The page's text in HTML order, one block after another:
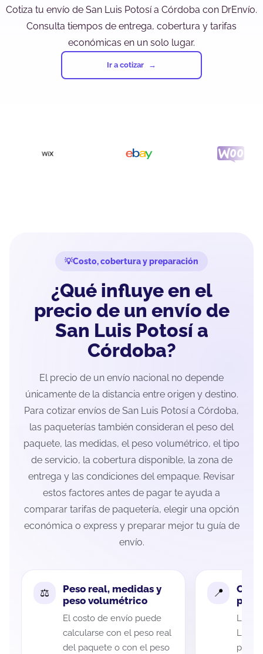
Cotiza tu envío de San Luis Potosí a Córdoba con DrEnvío.
Consulta tiempos de entrega, cobertura y tarifas
económicas en un solo lugar.
Ir a cotizar
Costo, cobertura y preparación
¿Qué influye en el
precio de un envío de
San Luis Potosí a
Córdoba?
El precio de un envío nacional no depende
únicamente de la distancia entre origen y destino.
Para cotizar envíos de San Luis Potosí a Córdoba,
las paqueterías también consideran el peso del
paquete, las medidas, el peso volumétrico, el tipo
de servicio, la cobertura disponible, la zona de
entrega y las condiciones del empaque. Revisar
estos factores antes de pagar te ayuda a
comparar tarifas de paquetería, elegir una opción
económica o express y preparar mejor tu guía de
envío.
Peso real, medidas y
peso volumétrico
El costo de envío puede
calcularse con el peso real
del paquete o con el peso
La
Luis